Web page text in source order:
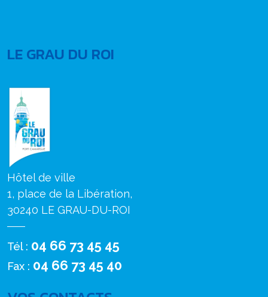
LE GRAU DU ROI
Hôtel de ville
1, place de la Libération,
30240 LE GRAU-DU-ROI
Tél : 04 66 73 45 45
Fax : 04 66 73 45 40